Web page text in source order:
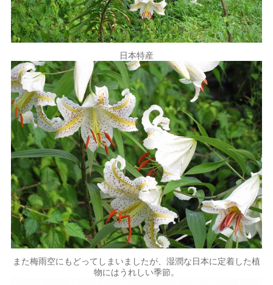
日本特産
また梅雨空にもどってしまいましたが、湿潤な日本に定着した植
物にはうれしい季節。